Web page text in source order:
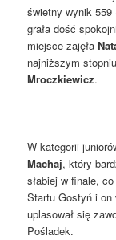
świetny wynik
grała dość
miejsce zajęła
najniższym
Mroczkiewicz.
W kategorii
Machaj, który
słabiej w finale,
Startu Gostyń i on
uplasował się
Pośladek.